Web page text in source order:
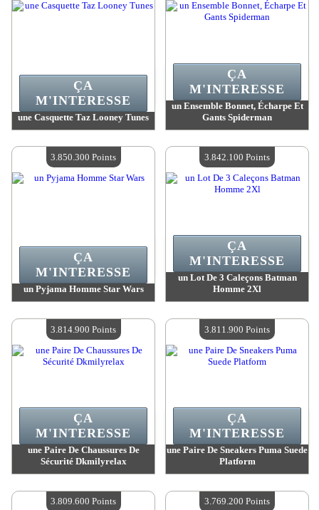
une Casquette Taz Looney Tunes
Quantité Disponible :4
ÇA
M'INTERESSE
un Ensemble Bonnet, Écharpe Et
Gants Spiderman
Quantité Disponible :4
ÇA
M'INTERESSE
un Pyjama Homme Star Wars
Quantité Disponible :4
ÇA
M'INTERESSE
3.850.300 Points
un Lot De 3 Caleçons Batman
Homme 2Xl
Quantité Disponible :4
ÇA
M'INTERESSE
3.842.100 Points
une Paire De Chaussures De
Sécurité Dkmilyrelax
Quantité Disponible :4
ÇA
M'INTERESSE
3.814.900 Points
une Paire De Sneakers Puma Suede
Platform
Quantité Disponible :4
ÇA
M'INTERESSE
3.811.900 Points
3.809.600 Points 3.769.200 Points